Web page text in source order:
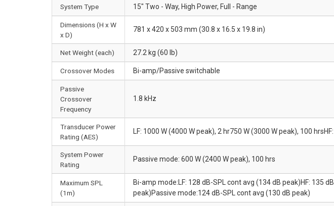
System Type 15" Two - Way, High Power, Full - Range
Dimensions (H x W
x D)
781 x 420 x 503 mm (30.8 x 16.5 x 19.8 in)
Net Weight (each) 27.2 kg (60 lb)
Crossover Modes Bi-amp/Passive switchable
Passive
Crossover
Frequency
1.8 kHz
Transducer Power
Rating (AES)
LF: 1000 W (4000 W peak), 2 hr750 W (3000 W peak), 100
System Power
Rating
Passive mode: 600 W (2400 W peak), 100 hrs
Maximum SPL
(1m)
Bi-amp mode:LF: 128 dB-SPL cont avg (134 dB peak)HF: 135
peak)Passive mode:124 dB-SPL cont avg (130 dB peak)